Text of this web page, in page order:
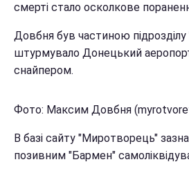
смерті стало осколкове
Довбня був частиною підрозділу
штурмувало Донецький
снайпером.
Фото: Максим Довбня
В базі сайту "Миротворець"
позивним "Бармен"